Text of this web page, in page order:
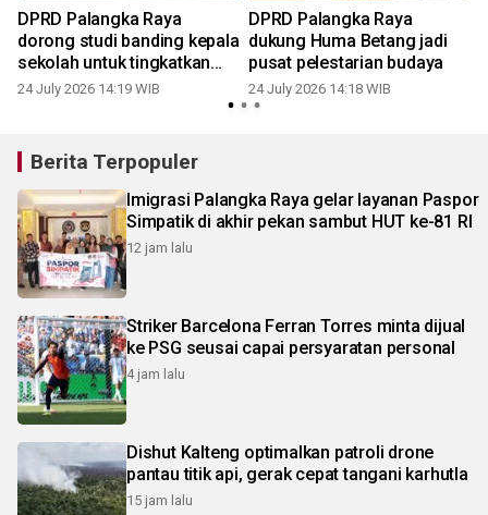
DPRD Palangka Raya
dorong studi banding kepala
sekolah untuk tingkatkan
mutu pendidikan
24 July 2026 14:19 WIB
DPRD Palangka Raya
dukung Huma Betang jadi
pusat pelestarian budaya
24 July 2026 14:18 WIB
Berita Terpopuler
Imigrasi Palangka Raya gelar layanan Paspor
Simpatik di akhir pekan sambut HUT ke-81 RI
12 jam lalu
Striker Barcelona Ferran Torres minta dijual
ke PSG seusai capai persyaratan personal
4 jam lalu
Dishut Kalteng optimalkan patroli drone
pantau titik api, gerak cepat tangani karhutla
15 jam lalu